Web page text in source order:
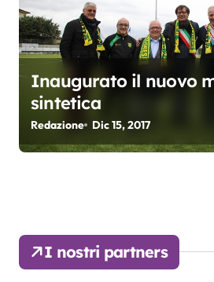
Inaugurato il nuovo
sintetica
Redazione Dic 15, 2017
I nostri partners